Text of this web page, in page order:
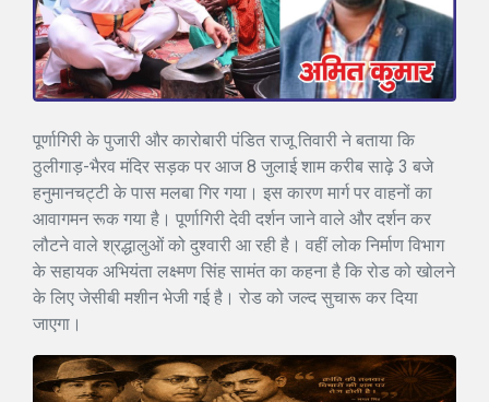
पूर्णागिरी के पुजारी और कारोबारी पंडित राजू तिवारी ने बताया कि
ठुलीगाड़-भैरव मंदिर सड़क पर आज 8 जुलाई शाम करीब साढ़े 3 बजे
हनुमानचट्टी के पास मलबा गिर गया। इस कारण मार्ग पर वाहनों का
आवागमन रूक गया है। पूर्णागिरी देवी दर्शन जाने वाले और दर्शन कर
लौटने वाले श्रद्धालुओं को दुश्वारी आ रही है। वहीं लोक निर्माण विभाग
के सहायक अभियंता लक्ष्मण सिंह सामंत का कहना है कि रोड को खोलने
के लिए जेसीबी मशीन भेजी गई है। रोड को जल्द सुचारू कर दिया
जाएगा।